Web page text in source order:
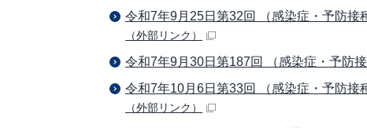
令和7年9月25日第32回 （感染症・予防接
（外部リンク）
令和7年9月30日第187回 （感染症・予防接
令和7年10月6日第33回 （感染症・予防接
（外部リンク）